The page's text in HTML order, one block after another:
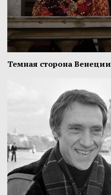
Темная сторона Венеции